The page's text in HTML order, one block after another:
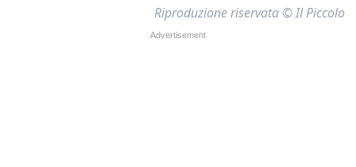
Riproduzione riservata © Il Piccolo